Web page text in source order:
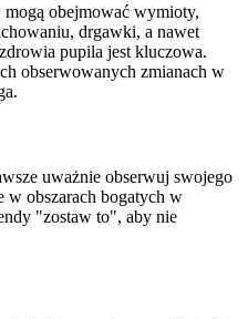
obejmować wymioty,
drgawki, a nawet
pupila jest kluczowa.
obserwowanych zmianach w
uważnie obserwuj swojego
w obszarach bogatych w
"zostaw to", aby nie